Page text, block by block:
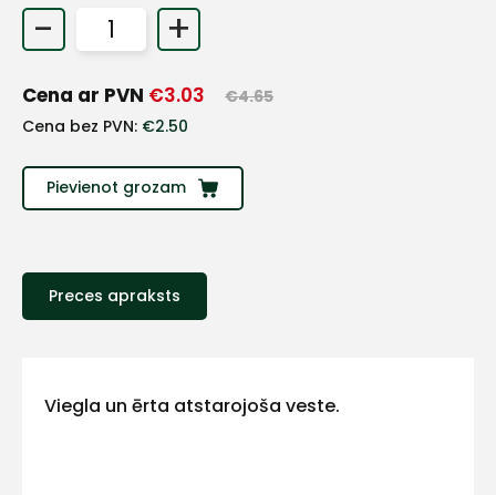
- +
Cena ar PVN €3.03 €4.65
Cena bez PVN: €2.50
Pievienot grozam
Preces apraksts
Viegla un ērta atstarojoša veste.
Sazinies
+